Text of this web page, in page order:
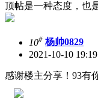
顶帖是一种态度，也
10# 杨帅0829
2021-10-10
感谢楼主分享！93有